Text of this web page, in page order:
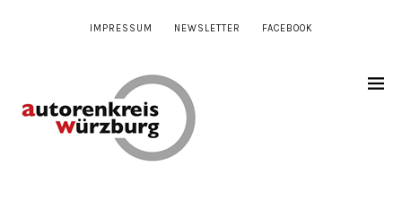
IMPRESSUM NEWSLETTER FACEBOOK